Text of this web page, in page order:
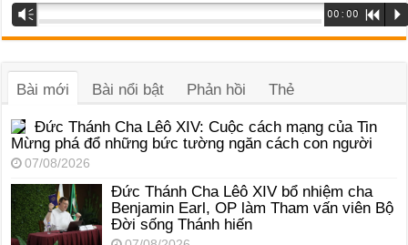
Trình
phát
âm
Vm 00:00 R P
Bài mới Bài nổi bật Phản hồi Thẻ
Đức Thánh Cha Lêô XIV: Cuộc cách mạng của Tin
Mừng phá đổ những bức tường ngăn cách con người
07/08/2026
Đức Thánh Cha Lêô XIV bổ nhiệm cha
Benjamin Earl, OP làm Tham vấn viên Bộ
Đời sống Thánh hiến